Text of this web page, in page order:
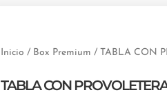
Inicio / Box Premium / TABLA CON
TABLA CON